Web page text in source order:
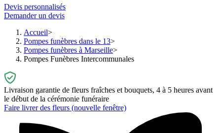
Devis personnalisés
Demander un devis
Accueil
Pompes funèbres dans le 13
Pompes funèbres à Marseille
Pompes Funèbres Intercommunales
Livraison garantie de fleurs fraîches et bouquets, 4 à 5 heures avant
le début de la cérémonie funéraire
Faire livrer des fleurs (nouvelle fenêtre)